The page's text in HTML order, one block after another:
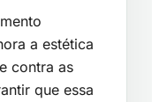
a estética
contra as
que essa